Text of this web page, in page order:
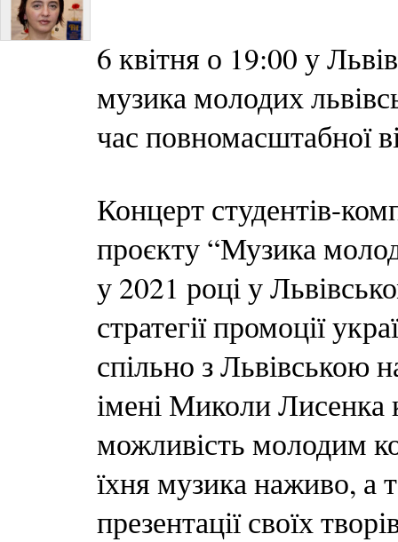
6 квітня о 19:00 у
музика молодих
час повномасштабної
Концерт студентів-
проєкту “Музика
у 2021 році у
стратегії промоції
спільно з Львівською
імені Миколи Лисенка
можливість молодим
їхня музика наживо, а
презентації своїх